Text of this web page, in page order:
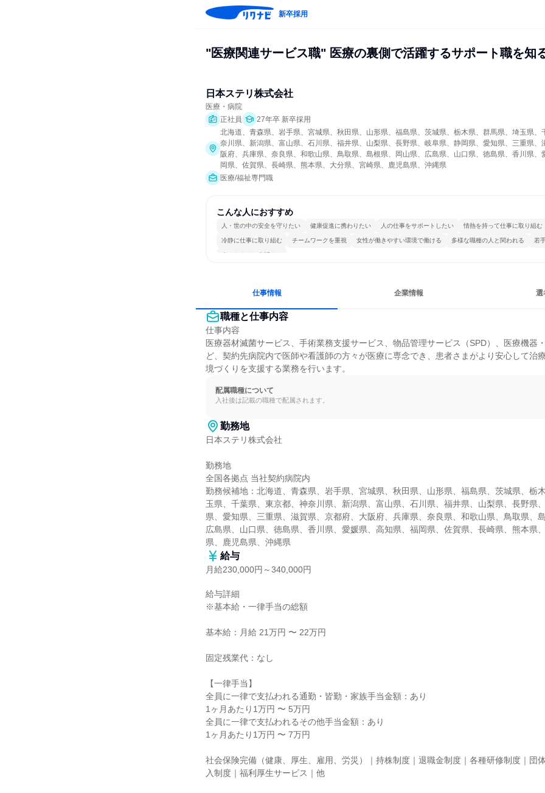
新卒採用
"医療関連サービス職" 医療の裏側で活躍するサポート職を知
日本ステリ株式会社
医療・病院
正社員
27年卒 新卒採用
北海道、青森県、岩手県、宮城県、秋田県、山形県、福島県、茨城県、栃木県、群馬県、埼玉県、
奈川県、新潟県、富山県、石川県、福井県、山梨県、長野県、岐阜県、静岡県、愛知県、三重県、
阪府、兵庫県、奈良県、和歌山県、鳥取県、島根県、岡山県、広島県、山口県、徳島県、香川県、
岡県、佐賀県、長崎県、熊本県、大分県、宮崎県、鹿児島県、沖縄県
医療/福祉専門職
こんな人におすすめ
人・世の中の安全を守りたい 健康促進に携わりたい 人の仕事をサポートしたい 情熱を持って仕事に取り組む
冷静に仕事に取り組む チームワークを重視 女性が働きやすい環境で働ける 多様な職種の人と関われる 若
人とたくさん会話する
仕事情報 企業情報 選
職種と仕事内容
仕事内容
医療器材滅菌サービス、手術業務支援サービス、物品管理サービス（SPD）、医療機器
ど、契約先病院内で医師や看護師の方々が医療に専念でき、患者さまがより安心して治
境づくりを支援する業務を行います。
配属職種について
入社後は記載の職種で配属されます。
勤務地
日本ステリ株式会社
勤務地
全国各拠点 当社契約病院内
勤務候補地：北海道、青森県、岩手県、宮城県、秋田県、山形県、福島県、茨城県、栃
玉県、千葉県、東京都、神奈川県、新潟県、富山県、石川県、福井県、山梨県、長野県
県、愛知県、三重県、滋賀県、京都府、大阪府、兵庫県、奈良県、和歌山県、鳥取県、島
広島県、山口県、徳島県、香川県、愛媛県、高知県、福岡県、佐賀県、長崎県、熊本県
県、鹿児島県、沖縄県
給与
月給230,000円～340,000円
給与詳細
※基本給・一律手当の総額
基本給：月給 21万円 〜 22万円
固定残業代：なし
【一律手当】
全員に一律で支払われる通勤・皆勤・家族手当金額：あり
1ヶ月あたり1万円 〜 5万円
全員に一律で支払われるその他手当金額：あり
1ヶ月あたり1万円 〜 7万円
社会保険完備（健康、厚生、雇用、労災）｜持株制度｜退職金制度｜各種研修制度｜団
入制度｜福利厚生サービス｜他